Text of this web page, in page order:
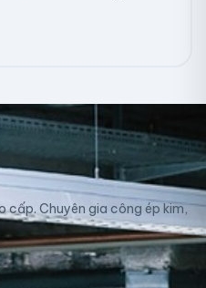
cấp. Chuyên gia công ép kim,